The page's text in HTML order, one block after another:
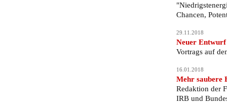
Chancen,
29.11.2018
Neuer Entwurf
Vortrags auf
16.01.2018
Mehr saubere
Redaktion der
IRB und